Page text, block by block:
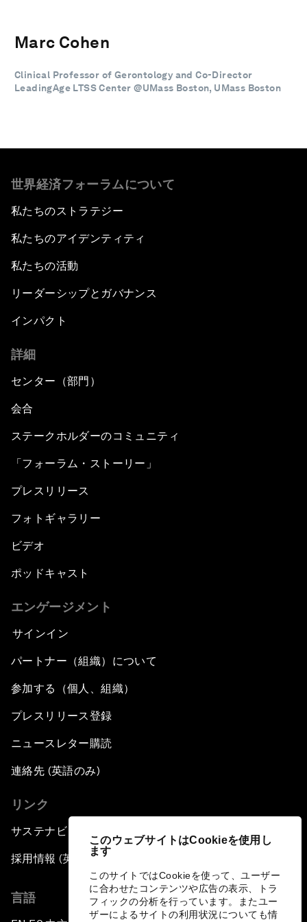
このウェブサイトはCookieを使用し
ます
このサイトではCookieを使って、ユーザー
に合わせたコンテンツや広告の表示、トラ
フィックの分析を行っています。またユー
ザーによるサイトの利用状況についても情
Marc Cohen
Clinical Professor of Gerontology and Co-Director
LeadingAge LTSS Center @UMass Boston, UMass Boston
世界経済フォーラムについて
私たちのストラテジー
私たちのアイデンティティ
私たちの活動
リーダーシップとガバナンス
インパクト
詳細
センター（部門）
会合
ステークホルダーのコミュニティ
「フォーラム・ストーリー」
プレスリリース
フォトギャラリー
ビデオ
ポッドキャスト
エンゲージメント
サインイン
パートナー（組織）について
参加する（個人、組織）
プレスリリース登録
ニュースレター購読
連絡先 (英語のみ)
リンク
サステナビリティへの取り組み
採用情報 (英語のみ)
言語